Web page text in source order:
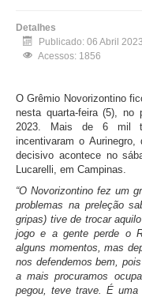
Detalhes
Publicado: 06 Abril 2023
Acessos: 1856
O Grêmio Novorizontino
nesta quarta-feira (5), no
2023. Mais de 6 mil
incentivaram o
decisivo acontece no
Lucarelli, em Campinas.
“O Novorizontino fez um
problemas na preleção
gripas) tive de trocar
jogo e a gente perde o
alguns momentos, mas
nos defendemos bem,
a mais procuramos
pegou, teve trave. É uma